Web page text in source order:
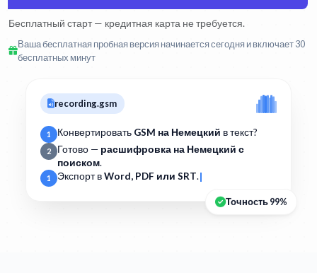
Бесплатный старт — кредитная карта не требуется.
Ваша бесплатная пробная версия начинается сегодня и включает 30
бесплатных минут
recording.gsm
1 Конвертировать GSM на Немецкий в текст?
2 Готово — расшифровка на Немецкий с
поиском.
1 Экспорт вWord, PDF или SRT.
Точность 99%